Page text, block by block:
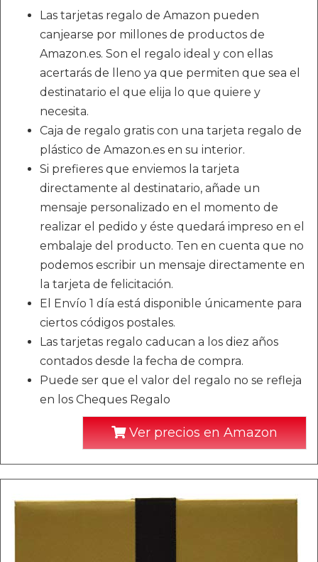
Las tarjetas regalo de Amazon pueden
canjearse por millones de productos de
Amazon.es. Son el regalo ideal y con ellas
acertarás de lleno ya que permiten que sea el
destinatario el que elija lo que quiere y
necesita.
Caja de regalo gratis con una tarjeta regalo de
plástico de Amazon.es en su interior.
Si prefieres que enviemos la tarjeta
directamente al destinatario, añade un
mensaje personalizado en el momento de
realizar el pedido y éste quedará impreso en el
embalaje del producto. Ten en cuenta que no
podemos escribir un mensaje directamente en
la tarjeta de felicitación.
El Envío 1 día está disponible únicamente para
ciertos códigos postales.
Las tarjetas regalo caducan a los diez años
contados desde la fecha de compra.
Puede ser que el valor del regalo no se refleja
en los Cheques Regalo
Ver precios en Amazon